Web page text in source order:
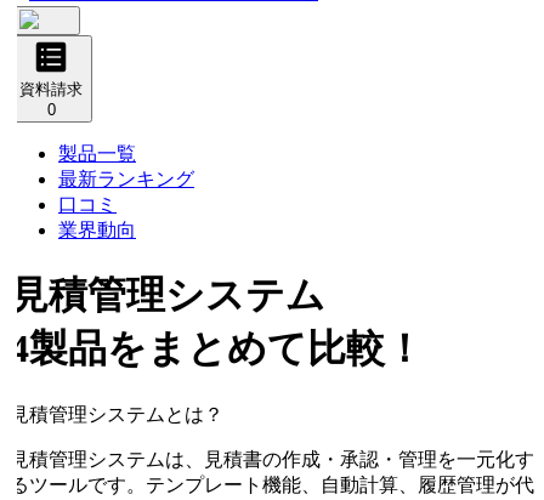
資料請求
製品一覧
最新ランキング
口コミ
業界動向
積管理システム
製品をまとめて比較！
積管理システムとは？
積管理システムは、見積書の作成・承認・管理を一元化す
ツールです。テンプレート機能、自動計算、履歴管理が代